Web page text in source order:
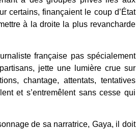
certains, finançaient le coup d’État
à la droite la plus revancharde
française pas spécialement
jette une lumière crue sur
chantage, attentats, tentatives
et s’entremêlent sans cesse qui
de sa narratrice, Gaya, il doit